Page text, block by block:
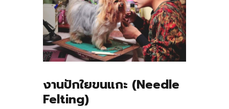
งานปักใยขนแกะ (Needle
Felting)